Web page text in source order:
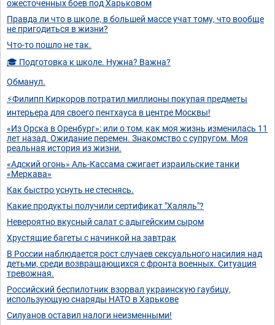
ожесточенных боев под Харьковом
Правда ли что в школе, в большей массе учат тому, что вообще
не пригодиться в жизни?
Что-то пошло не так.
🎓 Подготовка к школе. Нужна? Важна?
Обманул.
⚡Филипп Киркоров потратил миллионы покупая предметы
интерьера для своего пентхауса в центре Москвы!
«Из Орска в Оренбург»: или о том, как моя жизнь изменилась 11
лет назад. Ожидание перемен. Знакомство с супругом. Моя
реальная история из жизни.
«Адский огонь» Аль-Кассама сжигает израильские танки
«Меркава»
Как быстро уснуть не стеснясь.
Какие продукты получили сертификат "Халяль"?
Невероятно вкусный салат с адыгейским сыром
Хрустящие багеты с начинкой на завтрак
В России наблюдается рост случаев сексуального насилия над
детьми, среди возвращающихся с фронта военных. Ситуация
тревожная.
Российский беспилотник взорвал украинскую гаубицу,
использующую снаряды НАТО в Харькове
Силуанов оставил налоги неизменными!